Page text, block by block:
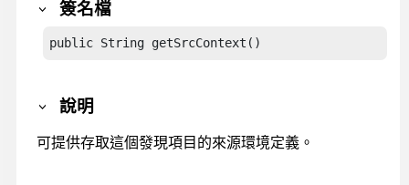
簽名檔
public String getSrcContext()
說明
可提供存取這個發現項目的來源環境定義。